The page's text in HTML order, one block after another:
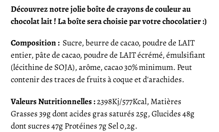
d'un
produit
votre
panier
Découvrez notre jolie boîte de crayons de couleur au
chocolat lait !La boîte sera choisie par votre chocolatier :)
Composition : Sucre, beurre de cacao, poudre de LAIT
entier, pâte de cacao, poudre de LAIT écrémé, émulsifiant
(lécithine de SOJA), arôme, cacao 30% minimum. Peut
contenir des traces de fruits à coque et d'arachides.
Valeurs Nutritionnelles :2398Kj/577Kcal, Matières
Grasses 39g dont acides gras saturés 25g, Glucides 48g
dont sucres 47g Protéines 7g Sel 0,2g.